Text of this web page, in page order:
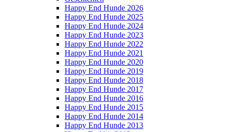
Happy End Hunde 2026
Happy End Hunde 2025
Happy End Hunde 2024
Happy End Hunde 2023
Happy End Hunde 2022
Happy End Hunde 2021
Happy End Hunde 2020
Happy End Hunde 2019
Happy End Hunde 2018
Happy End Hunde 2017
Happy End Hunde 2016
Happy End Hunde 2015
Happy End Hunde 2014
Happy End Hunde 2013